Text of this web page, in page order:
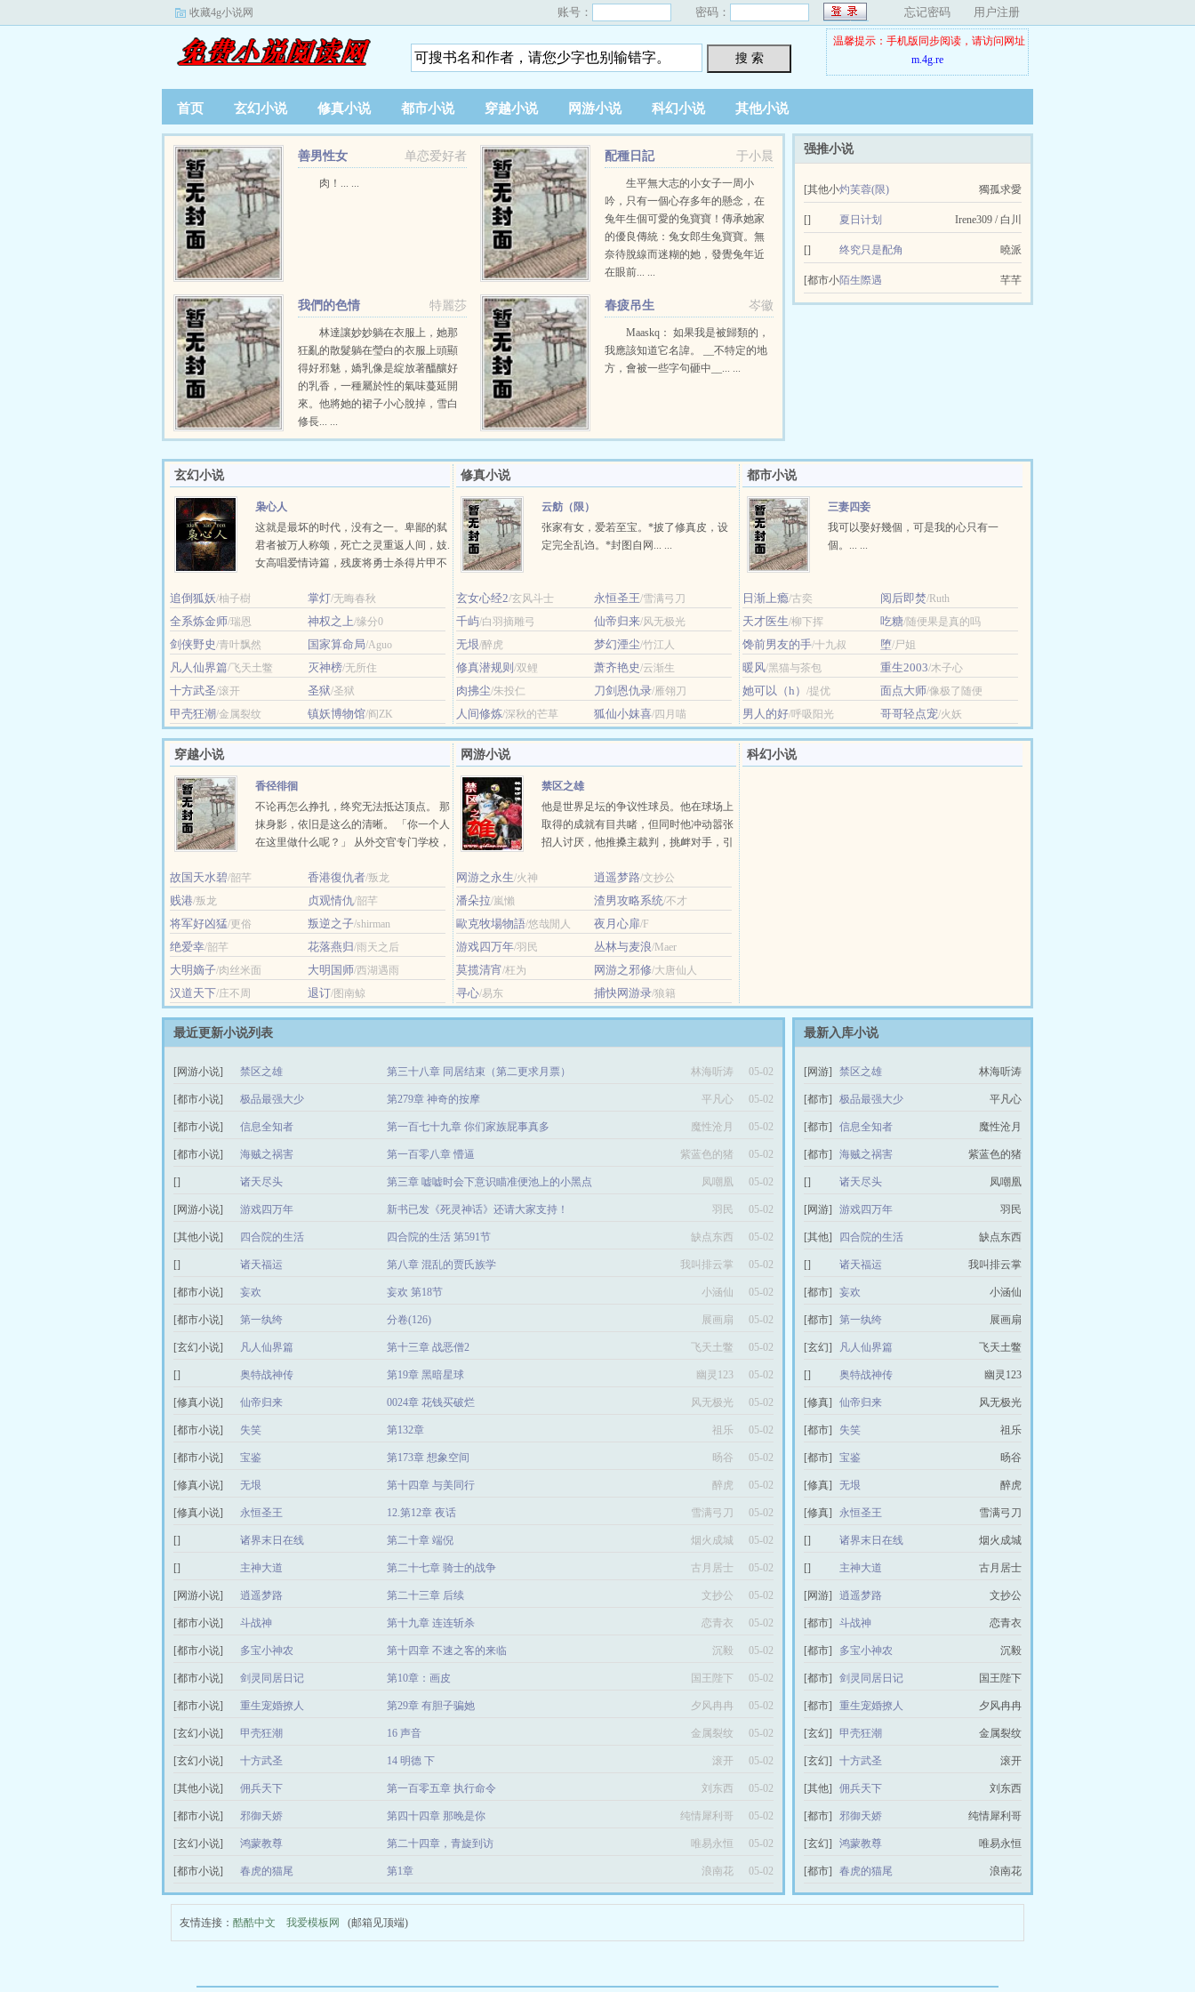
收藏4g小说网 账号： 密码： 忘记密码 用户注册
搜 索
温馨提示：手机版同步阅读，请访问网址
m.4g.re
首页 玄幻小说 修真小说 都市小说 穿越小说 网游小说 科幻小说 其他小说
单恋爱好者
善男性女
肉！... ...
于小晨
配種日記
生平無大志的小女子一周小
吟，只有一個心存多年的懸念，在
兔年生個可愛的兔寶寶！傳承她家
的優良傳統：兔女郎生兔寶寶。無
奈待脫線而迷糊的她，發覺兔年近
在眼前... ...
特麗莎
我們的色情
林達讓妙妙躺在衣服上，她那
狂亂的散髮躺在瑩白的衣服上頭顯
得好邪魅，嬌乳像是綻放著醞釀好
的乳香，一種屬於性的氣味蔓延開
來。他將她的裙子小心脫掉，雪白
修長... ...
岑徽
春疲吊生
Maaskq： 如果我是被歸類的，
我應該知道它名諱。 __不特定的地
方，會被一些字句砸中__... ...
强推小说
[其他小
说]
灼芙蓉(限) 獨孤求愛
[] 夏日计划 Irene309 / 白川
[] 终究只是配角 曉派
[都市小
说]
陌生際遇 芊芊
玄幻小说
枭心人
这就是最坏的时代，没有之一。卑鄙的弑
君者被万人称颂，死亡之灵重返人间，妓.
女高唱爱情诗篇，残废将勇士杀得片甲不
追倒狐妖/柚子樹 掌灯/无晦春秋
全系炼金师/瑞恩 神权之上/缘分0
剑侠野史/青叶飘然 国家算命局/Aguo
凡人仙界篇/飞天土鳖 灭神榜/无所住
十方武圣/滚开 圣狱/圣狱
甲壳狂潮/金属裂纹 镇妖博物馆/阎ZK
修真小说
云舫（限）
张家有女，爱若至宝。*披了修真皮，设
定完全乱诌。*封图自网... ...
玄女心经2/玄风斗士 永恒圣王/雪满弓刀
千屿/白羽摘雕弓 仙帝归来/风无极光
无垠/醉虎 梦幻湮尘/竹江人
修真潜规则 /双鲤 萧齐艳史/云渐生
肉拂尘/朱投仁 刀剑恩仇录/雁翎刀
人间修炼/深秋的芒草 狐仙小妺喜/四月喵
都市小说
三妻四妾
我可以娶好幾個，可是我的心只有一
個。... ...
日渐上瘾/古奕 阅后即焚/Ruth
天才医生/柳下挥 吃糖/随便果是真的吗
馋前男友的手/十九叔 堕/尸姐
暖风/黑猫与茶包 重生2003/木子心
她可以（h） /提优 面点大师/像极了随便
男人的好/呼吸阳光 哥哥轻点宠/火妖
穿越小说
香径徘徊
不论再怎么挣扎，终究无法抵达顶点。 那
抹身影，依旧是这么的清晰。 「你一个人
在这里做什么呢？」 从外交官专门学校，
故国天水碧/韶芊 香港復仇者/叛龙
贱港/叛龙 贞观情仇/韶芊
将军好凶猛/更俗 叛逆之子/shirman
绝爱幸/韶芊 花落燕归/雨天之后
大明嫡子/肉丝米面 大明国师/西湖遇雨
汉道天下/庄不周 退订/图南鲸
网游小说
禁区之雄
他是世界足坛的争议性球员。他在球场上
取得的成就有目共睹，但同时他冲动嚣张
招人讨厌，他推搡主裁判，挑衅对手，引
网游之永生/火神 逍遥梦路/文抄公
潘朵拉/嵐懶 渣男攻略系统/不才
歐克牧場物語/悠哉閒人 夜月心扉/F
游戏四万年/羽民 丛林与麦浪/Maer
莫揽清宵/枉为 网游之邪修/大唐仙人
寻心/易东 捕快网游录/狼籍
科幻小说
最近更新小说列表
[网游小说] 禁区之雄 第三十八章 同居结束（第二更求月票） 林海听涛 05-02
[都市小说] 极品最强大少 第279章 神奇的按摩 平凡心 05-02
[都市小说] 信息全知者 第一百七十九章 你们家族屁事真多 魔性沧月 05-02
[都市小说] 海贼之祸害 第一百零八章 懵逼 紫蓝色的猪 05-02
[] 诸天尽头 第三章 嘘嘘时会下意识瞄准便池上的小黑点 凤嘲凰 05-02
[网游小说] 游戏四万年 新书已发《死灵神话》还请大家支持！ 羽民 05-02
[其他小说] 四合院的生活 四合院的生活 第591节 缺点东西 05-02
[] 诸天福运 第八章 混乱的贾氏族学 我叫排云掌 05-02
[都市小说] 妄欢 妄欢 第18节 小涵仙 05-02
[都市小说] 第一纨绔 分卷(126) 展画扇 05-02
[玄幻小说] 凡人仙界篇 第十三章 战恶僧2 飞天土鳖 05-02
[] 奥特战神传 第19章 黑暗星球 幽灵123 05-02
[修真小说] 仙帝归来 0024章 花钱买破烂 风无极光 05-02
[都市小说] 失笑 第132章 祖乐 05-02
[都市小说] 宝鉴 第173章 想象空间 旸谷 05-02
[修真小说] 无垠 第十四章 与美同行 醉虎 05-02
[修真小说] 永恒圣王 12.第12章 夜话 雪满弓刀 05-02
[] 诸界末日在线 第二十章 端倪 烟火成城 05-02
[] 主神大道 第二十七章 骑士的战争 古月居士 05-02
[网游小说] 逍遥梦路 第二十三章 后续 文抄公 05-02
[都市小说] 斗战神 第十九章 连连斩杀 恋青衣 05-02
[都市小说] 多宝小神农 第十四章 不速之客的来临 沉毅 05-02
[都市小说] 剑灵同居日记 第10章：画皮 国王陛下 05-02
[都市小说] 重生宠婚撩人 第29章 有胆子骗她 夕风冉冉 05-02
[玄幻小说] 甲壳狂潮 16 声音 金属裂纹 05-02
[玄幻小说] 十方武圣 14 明德 下 滚开 05-02
[其他小说] 佣兵天下 第一百零五章 执行命令 刘东西 05-02
[都市小说] 邪御天娇 第四十四章 那晚是你 纯情犀利哥 05-02
[玄幻小说] 鸿蒙教尊 第二十四章，青旋到访 唯易永恒 05-02
[都市小说] 春虎的猫尾 第1章 浪南花 05-02
最新入库小说
[网游] 禁区之雄 林海听涛
[都市] 极品最强大少 平凡心
[都市] 信息全知者 魔性沧月
[都市] 海贼之祸害 紫蓝色的猪
[] 诸天尽头 凤嘲凰
[网游] 游戏四万年 羽民
[其他] 四合院的生活 缺点东西
[] 诸天福运 我叫排云掌
[都市] 妄欢 小涵仙
[都市] 第一纨绔 展画扇
[玄幻] 凡人仙界篇 飞天土鳖
[] 奥特战神传 幽灵123
[修真] 仙帝归来 风无极光
[都市] 失笑 祖乐
[都市] 宝鉴 旸谷
[修真] 无垠 醉虎
[修真] 永恒圣王 雪满弓刀
[] 诸界末日在线 烟火成城
[] 主神大道 古月居士
[网游] 逍遥梦路 文抄公
[都市] 斗战神 恋青衣
[都市] 多宝小神农 沉毅
[都市] 剑灵同居日记 国王陛下
[都市] 重生宠婚撩人 夕风冉冉
[玄幻] 甲壳狂潮 金属裂纹
[玄幻] 十方武圣 滚开
[其他] 佣兵天下 刘东西
[都市] 邪御天娇 纯情犀利哥
[玄幻] 鸿蒙教尊 唯易永恒
[都市] 春虎的猫尾 浪南花
友情连接： 酷酷中文 我爱模板网 (邮箱见顶端)